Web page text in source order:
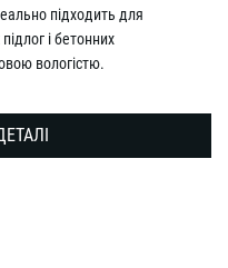
підходить для
і бетонних
вологістю.